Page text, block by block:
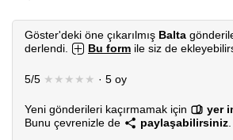
Göster'deki öne çıkarılmış Balta
derlendi.
Bu form ile siz de
5/5 ★★★★★ · 5 oy
Yeni gönderileri kaçırmamak için yer
Bunu çevrenizle de
paylaşabilirsiniz